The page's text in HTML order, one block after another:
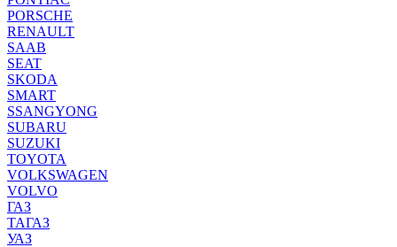
PORSCHE
RENAULT
SAAB
SEAT
SKODA
SMART
SSANGYONG
SUBARU
SUZUKI
TOYOTA
VOLKSWAGEN
VOLVO
ГАЗ
ТАГАЗ
УАЗ